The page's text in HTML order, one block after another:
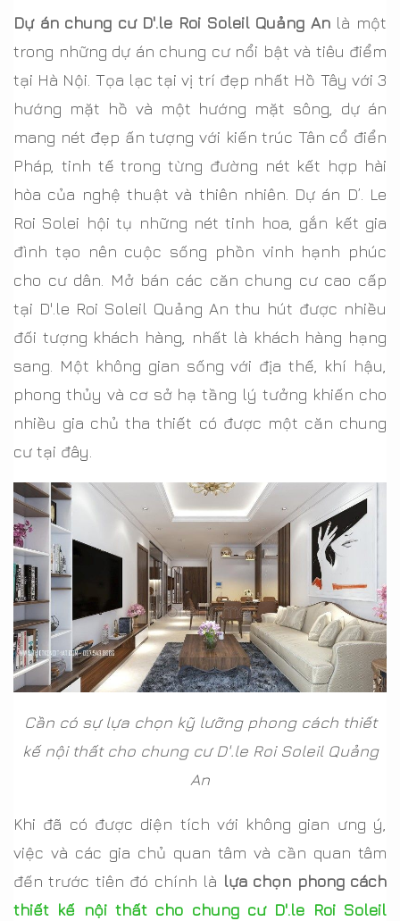
Dự án chung cư D'.le Roi Soleil Quảng Anlà một
trong những dự án chung cư nổi bật và tiêu điểm
tại Hà Nội. Tọa lạc tại vị trí đẹp nhất Hồ Tây với 3
hướng mặt hồ và một hướng mặt sông, dự án
mang nét đẹp ấn tượng với kiến trúc Tân cổ điển
Pháp, tinh tế trong từng đường nét kết hợp hài
hòa của nghệ thuật và thiên nhiên. Dự án D’. Le
Roi Solei hội tụ những nét tinh hoa, gắn kết gia
đình tạo nên cuộc sống phồn vinh hạnh phúc
cho cư dân. Mở bán các căn chung cư cao cấp
tại D'.le Roi Soleil Quảng An thu hút được nhiều
đối tượng khách hàng, nhất là khách hàng hạng
sang. Một không gian sống với địa thế, khí hậu,
phong thủy và cơ sở hạ tầng lý tưởng khiến cho
nhiều gia chủ tha thiết có được một căn chung
cư tại đây.
Cần có sự lựa chọn kỹ lưỡng phong cách thiết
kế nội thất cho chung cư D'.le Roi Soleil Quảng
An
Khi đã có được diện tích với không gian ưng ý,
việc và các gia chủ quan tâm và cần quan tâm
đến trước tiên đó chính là lựa chọn phong cách
thiết kế nội thất cho chung cư D'.le Roi Soleil